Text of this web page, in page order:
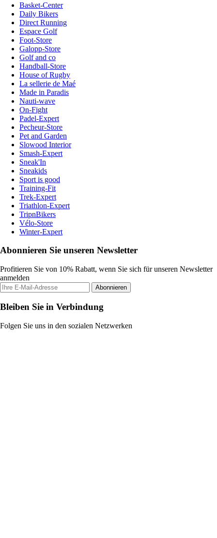
Basket-Center
Daily Bikers
Direct Running
Espace Golf
Foot-Store
Galopp-Store
Golf and co
Handball-Store
House of Rugby
La sellerie de Maé
Made in Paradis
Nauti-wave
On-Fight
Padel-Expert
Pecheur-Store
Pet and Garden
Slowood Interior
Smash-Expert
Sneak'In
Sneakids
Sport is good
Training-Fit
Trek-Expert
Triathlon-Expert
TripnBikers
Vélo-Store
Winter-Expert
Abonnieren Sie unseren Newsletter
Profitieren Sie von 10% Rabatt, wenn Sie sich für unseren Newsletter
anmelden
Abonnieren
Bleiben Sie in Verbindung
Folgen Sie uns in den sozialen Netzwerken